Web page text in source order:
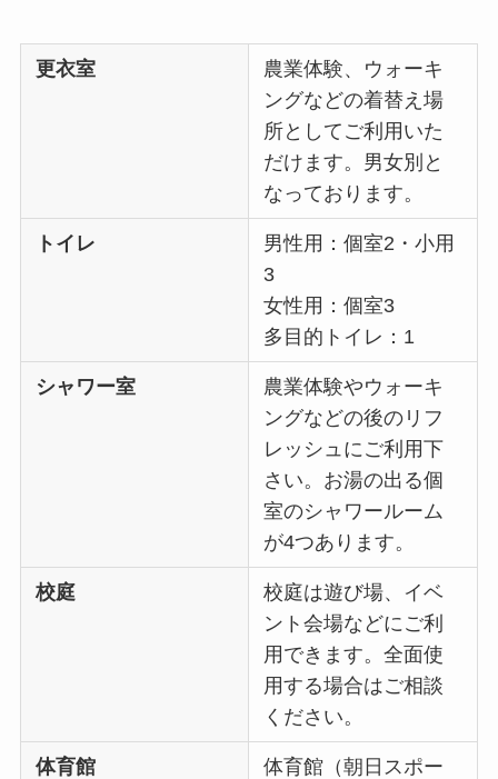
更衣室
農業体験、ウォーキ
ングなどの着替え場
所としてご利用いた
だけます。男女別と
なっております。
トイレ
男性用：個室2・小用
3
女性用：個室3
多目的トイレ：1
シャワー室
農業体験やウォーキ
ングなどの後のリフ
レッシュにご利用下
さい。お湯の出る個
室のシャワールーム
が4つあります。
校庭
校庭は遊び場、イベ
ント会場などにご利
用できます。全面使
用する場合はご相談
ください。
体育館
体育館（朝日スポー